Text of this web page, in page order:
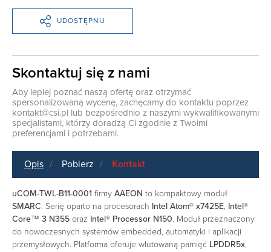
UDOSTĘPNIJ
Skontaktuj się z nami
Aby lepiej poznać naszą ofertę oraz otrzymać
spersonalizowaną wycenę, zachęcamy do kontaktu poprzez
kontakt@csi.pl lub bezpośrednio z naszymi wykwalifikowanymi
specjalistami, którzy doradzą Ci zgodnie z Twoimi
preferencjami i potrzebami.
Opis Pobierz Kontakt
uCOM-TWL-B11-0001 firmy AAEON to kompaktowy moduł
SMARC. Serię oparto na procesorach Intel Atom® x7425E, Intel®
Core™ 3 N355 oraz Intel® Processor N150. Moduł przeznaczony
do nowoczesnych systemów embedded, automatyki i aplikacji
przemysłowych. Platforma oferuje wlutowaną pamięć LPDDR5x,